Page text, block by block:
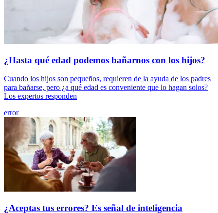
¿Hasta qué edad podemos bañarnos con los hijos?
Cuando los hijos son pequeños, requieren de la ayuda de los padres
para bañarse, pero ¿a qué edad es conveniente que lo hagan solos?
Los expertos responden
error
¿Aceptas tus errores? Es señal de inteligencia